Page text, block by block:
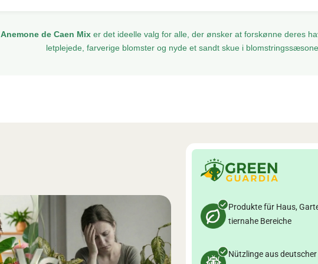
Anemone de Caen Mixer det ideelle valg for alle, der ønsker at forskønne deres
letplejede, farverige blomster og nyde et sandt skue i
Produkte für Haus,
tiernahe Bereiche
Nützlinge aus deutscher